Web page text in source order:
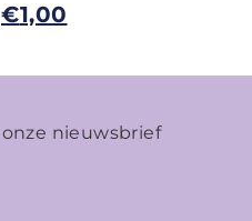
€1,00
nieuwsbrief